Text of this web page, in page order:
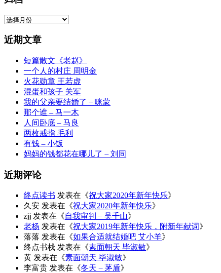
归
近期文章
短篇散文《老赵》
一个人的村庄 周明金
火花勋章 王若虚
混蛋和孩子 关军
我的父亲要结婚了 – 咪蒙
那个谁 – 马一木
人间卧底 – 马良
两枚戒指 毛利
有钱 – 小饭
妈妈的钱都花在哪儿了 – 刘同
近期评论
终点读书 发表在《祝大家2020年新年快乐》
久安 发表在《祝大家2020年新年快乐》
zjj 发表在《自我审判 – 吴千山》
老杨 发表在《祝大家2019年新年快乐，附新年献词》
落落 发表在《如果合适就结婚吧 艾小羊》
终点书栈 发表在《素面朝天 毕淑敏》
黄 发表在《素面朝天 毕淑敏》
李富贵 发表在《冬天 – 茅盾》